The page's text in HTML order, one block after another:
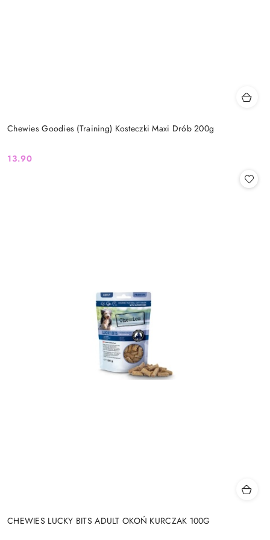
Chewies Goodies (Training) Kosteczki Maxi Drób 200g
Cena:
13.90
CHEWIES LUCKY BITS ADULT OKOŃ KURCZAK 100G